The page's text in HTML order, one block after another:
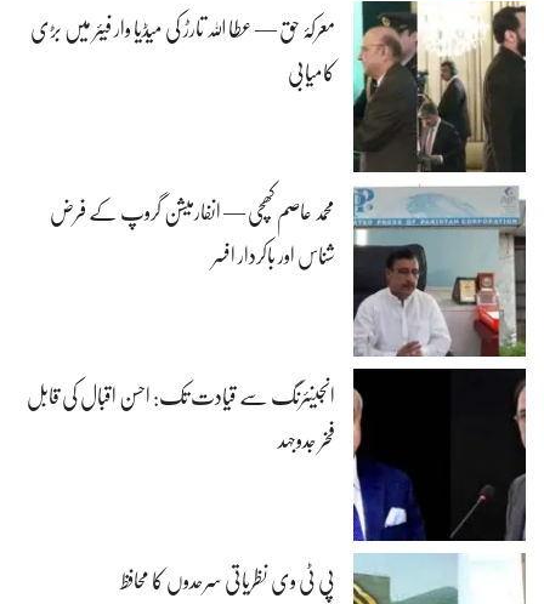
معرکۂ حق — عطا اللہ تارڑ کی میڈیا وار فیئر میں بڑی
کامیابی
محمد عاصم کھچی — انفارمیشن گروپ کے فرض
شناس اور باکردار افسر
انجینئرنگ سے قیادت تک: احسن اقبال کی قابل
فخر جدوجہد
پی ٹی وی نظریاتی سرحدوں کا محافظ